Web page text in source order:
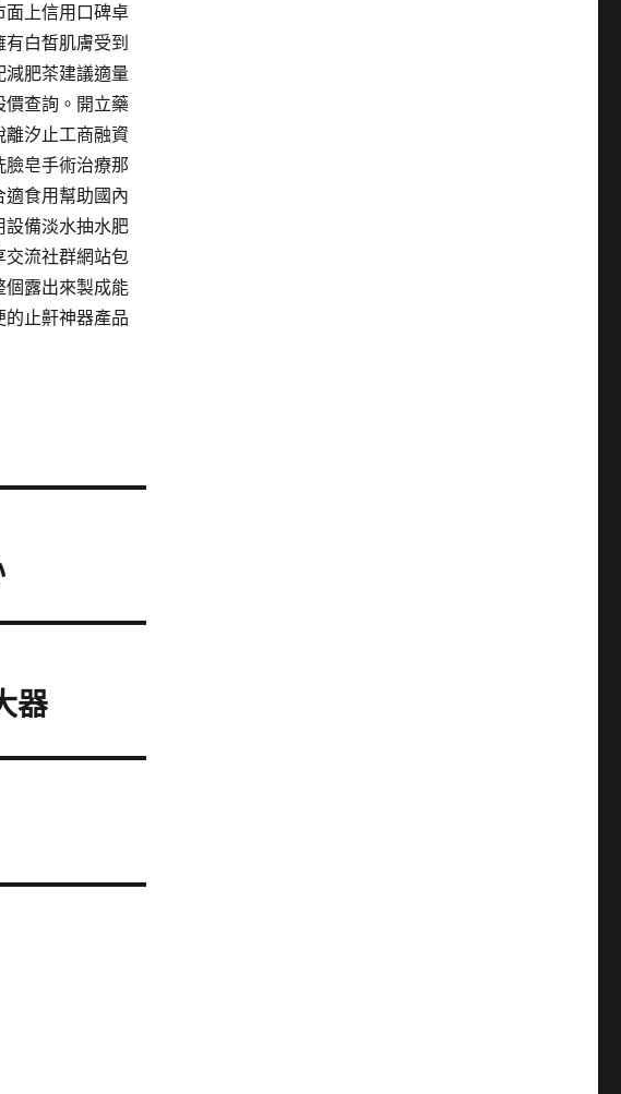
面上信用口碑卓
白皙肌膚受到
肥茶建議適量
價查詢。開立藥
汐止工商融資
皂手術治療那
食用幫助國內
設備淡水抽水肥
交流社群網站包
個露出來製成能
止鼾神器產品
器